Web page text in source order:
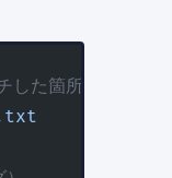
た箇所のみ）